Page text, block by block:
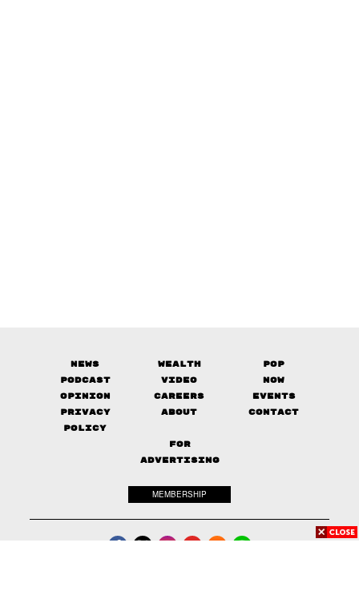
News Wealth
Pop
Podcast
Video
Now
Opinion
Careers
Events
Privacy
Policy
About Contact
FOR
ADVERTISING
MEMBERSHIP